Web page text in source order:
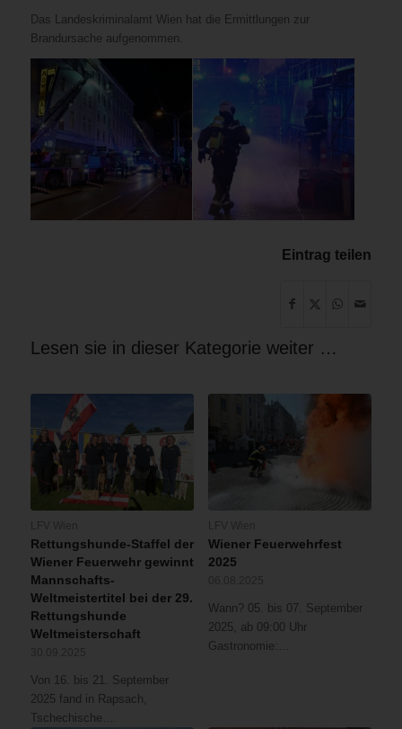
Das Landeskriminalamt Wien hat die Ermittlungen zur
Brandursache aufgenommen.
Eintrag teilen
Lesen sie in dieser Kategorie weiter …
Rettungshunde-Staffel der
Wiener Feuerwehr gewinnt
Mannschafts-
Weltmeistertitel bei der 29.
Rettungshunde
Weltmeisterschaft
Von 16. bis 21. September
2025 fand in Rapsach,
Tschechische…
Wiener Feuerwehrfest
2025
Wann? 05. bis 07. September
2025, ab 09:00 Uhr
Gastronomie:…